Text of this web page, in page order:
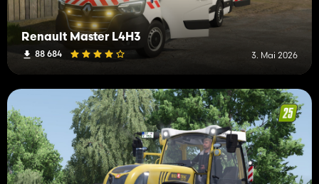
Renault Master L4H3
88 684 3. Mai 2026